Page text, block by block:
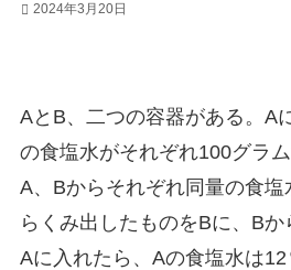
2024年3月20日
AとB、二つの容器がある。A
の食塩水がそれぞれ100グラ
A、Bからそれぞれ同量の食
らくみ出したものをBに、B
Aに入れたら、Aの食塩水は